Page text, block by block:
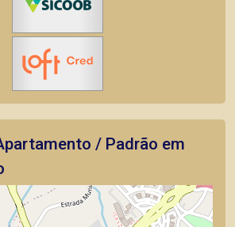
/ Padrão em